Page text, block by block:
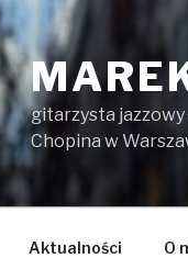
gitarzysta jazzowy
Chopina w
Aktualności O